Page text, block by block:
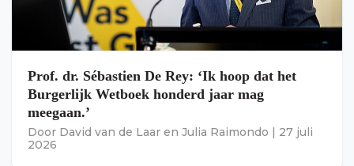
Prof. dr. Sébastien De Rey: ‘Ik hoop dat het
Burgerlijk Wetboek honderd jaar mag
meegaan.’
Door David van de Laar en Julia Raimondo | 27 juli
2026